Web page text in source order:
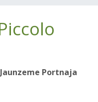
Portnaja